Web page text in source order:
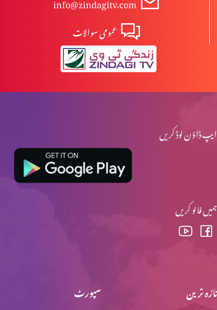
عمومی سوالات
ایپ ڈاؤن لوڈ کریں
ہمیں فالو کریں
سپورٹ تازہ ترین